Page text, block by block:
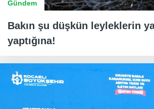
Gündem
Bakın şu düşkün leyleklerin
yaptığına!